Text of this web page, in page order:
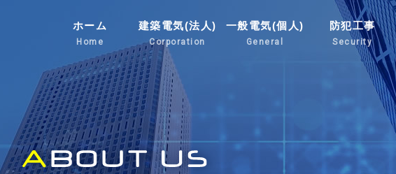
ホーム
Home
建築電気(法人)
Corporation
一般電気(個人)
General
防犯工事
Security